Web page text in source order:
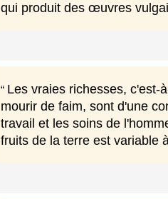
qui produit des œuvres
Les vraies richesses, c'est-
mourir de faim, sont d'une
travail et les soins de
fruits de la terre est variable